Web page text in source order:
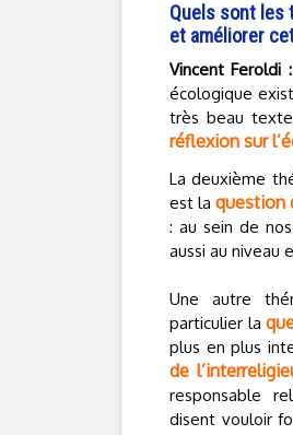
Quels sont les
et améliorer
Vincent Feroldi :
écologique
très beau
réflexion sur
La deuxième
est laquestion
: au sein de
aussi au niveau
Une autre
particulier la
plus en plus
de
responsable
disent vouloir